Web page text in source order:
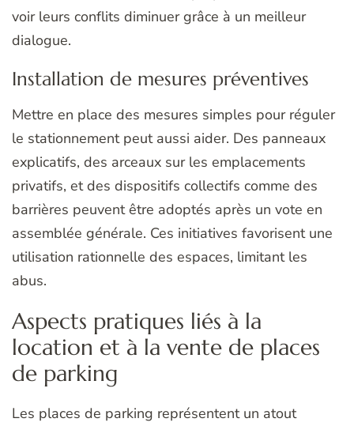
voir leurs conflits diminuer grâce à un meilleur
dialogue.
Installation de mesures préventives
Mettre en place des mesures simples pour réguler
le stationnement peut aussi aider. Des panneaux
explicatifs, des arceaux sur les emplacements
privatifs, et des dispositifs collectifs comme des
barrières peuvent être adoptés après un vote en
assemblée générale. Ces initiatives favorisent une
utilisation rationnelle des espaces, limitant les
abus.
Aspects pratiques liés à la
location et à la vente de places
de parking
Les places de parking représentent un atout